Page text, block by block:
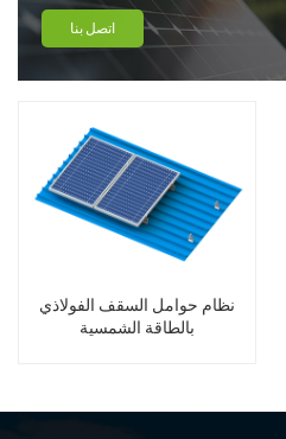
اتصل بنا
نظام حوامل السقف الفولاذي
بالطاقة الشمسية